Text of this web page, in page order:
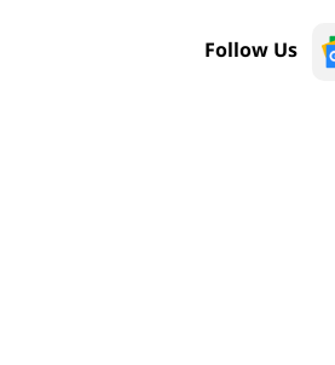
Follow Us